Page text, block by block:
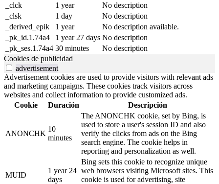
_clck
1 year
No description
_clsk
1 day
No description
_derived_epik
1 year
No description available.
_pk_id.1.74a4
1 year 27 days No description
_pk_ses.1.74a4 30 minutes
No description
Cookies de publicidad
advertisement
Advertisement cookies are used to provide visitors with relevant ads
and marketing campaigns. These cookies track visitors across
websites and collect information to provide customized ads.
Cookie
Duración Descripción
ANONCHK
10
minutes
The ANONCHK cookie, set by Bing, is
used to store a user's session ID and also
verify the clicks from ads on the Bing
search engine. The cookie helps in
reporting and personalization as well.
MUID
1 year 24
days
Bing sets this cookie to recognize unique
web browsers visiting Microsoft sites. This
cookie is used for advertising, site